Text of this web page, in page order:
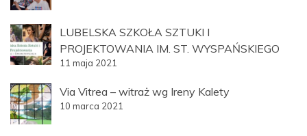
LUBELSKA SZKOŁA SZTUKI I
PROJEKTOWANIA IM. ST. WYSPAŃSKIEGO
11 maja 2021
Via Vitrea – witraż wg Ireny Kalety
10 marca 2021